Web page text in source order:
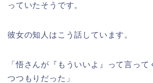
っていたそうです。
彼女の知人はこう話しています。
「悟さんが『もういいよ』って言って
つつもりだった」